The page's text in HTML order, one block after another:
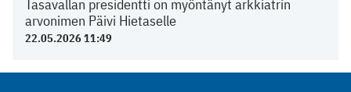
Tasavallan presidentti on myöntänyt arkkiatrin
arvonimen Päivi Hietaselle
22.05.2026 11:49